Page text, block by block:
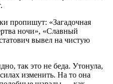
пропишут: «Загадочная
ночи», «Славный
вывел на чистую
так это не беда. Утонула,
изменить. На то она